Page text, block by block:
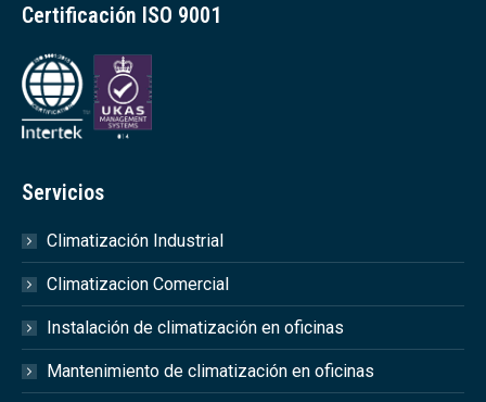
Certificación ISO 9001
Servicios
Climatización Industrial
Climatizacion Comercial
Instalación de climatización en oficinas
Mantenimiento de climatización en oficinas